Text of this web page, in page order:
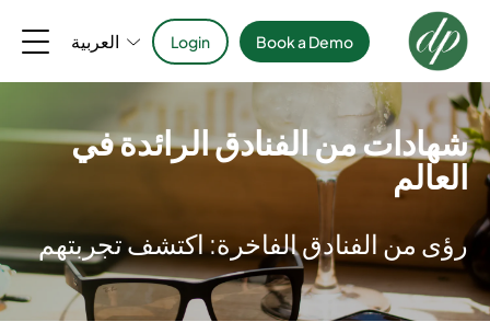
Book a Demo
Login العربية
شهادات من الفنادق الرائدة في
العالم
رؤى من الفنادق الفاخرة: اكتشف تجربتهم